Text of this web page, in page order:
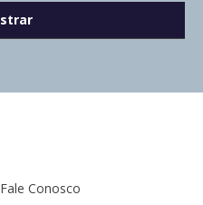
Fale Conosco